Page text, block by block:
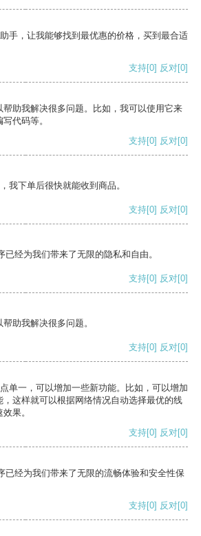
手，让我能够找到最优惠的价格，买到最合适
支持[0] 反对[0]
助我解决很多问题。比如，我可以使用它来
代码等。
支持[0] 反对[0]
我下单后很快就能收到商品。
支持[0] 反对[0]
经为我们带来了无限的隐私和自由。
支持[0] 反对[0]
助我解决很多问题。
支持[0] 反对[0]
单一，可以增加一些新功能。比如，可以增加
这样就可以根据网络情况自动选择最优的线
果。
支持[0] 反对[0]
已经为我们带来了无限的流畅体验和安全性保
支持[0] 反对[0]